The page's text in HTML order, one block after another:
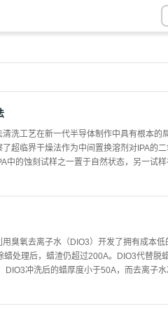
洗工艺在新一代半导体制作中具有根本的
超临界干燥法作为中间置换溶剂对IPA的
中的蚀刻试样之一置于自然状态，另一试
化碳，可以看到长宽比没有stiction到最
了6分钟、8分钟、10分钟和12分钟的实
梁不发生坍塌，这使得flow时间越长，IPA
了比较分析, 基于前面使用VOC的数据，
臭氧去离子水（DIO3）开发了拥有成本
处理后，蜡渣仍超过200A。DIO3代替脱
冲洗后的蜡厚度小于50A，而去离子
艺相结合，进一步提高了颗粒去除效率。